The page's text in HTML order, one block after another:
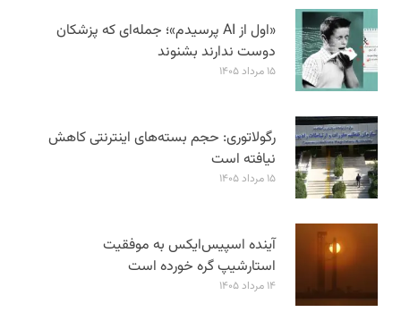
«اول از AI پرسیدم»؛ جمله‌ای که پزشکان
دوست ندارند بشنوند
۱۵ مرداد ۱۴۰۵
رگولاتوری: حجم بسته‌های اینترنتی کاهش
نیافته است
۱۵ مرداد ۱۴۰۵
آینده اسپیس‌ایکس به موفقیت
استارشیپ گره خورده است
۱۴ مرداد ۱۴۰۵